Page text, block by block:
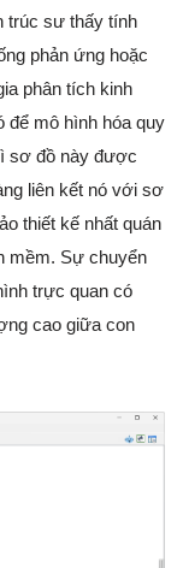
trúc sư thấy tính
phản ứng hoặc
phân tích kinh
mô hình hóa quy
sơ đồ này được
liên kết nó với sơ
thiết kế nhất quán
mềm. Sự chuyển
trực quan có
cao giữa con